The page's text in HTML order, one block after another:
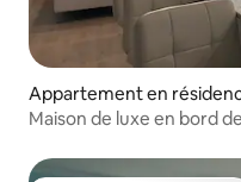
Appartement en
Maison de luxe en bord